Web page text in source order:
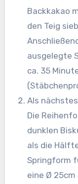
Backkakao
den Teig
ausgelegte
ca. 35
Als
Die
dunklen
als die
Springform
eine Ø 25cm